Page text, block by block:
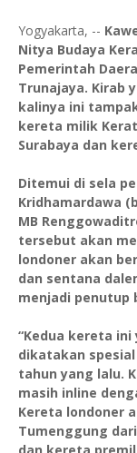
Yogyakarta, --
Nitya Budaya
Pemerintah
Trunajaya. Kirab
kalinya ini
kereta milik
Surabaya dan
Ditemui di sela
Kridhamardawa
MB
tersebut akan
londoner akan
dan sentana
menjadi penutup
“Kedua kereta
dikatakan
tahun yang lalu.
masih inline
Kereta londoner
Tumenggung
dan kereta